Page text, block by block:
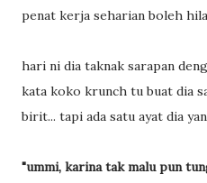
penat kerja seharian boleh
hari ni dia taknak sarapan
kata koko krunch tu buat dia
birit... tapi ada satu ayat dia
"ummi, karina tak malu pun